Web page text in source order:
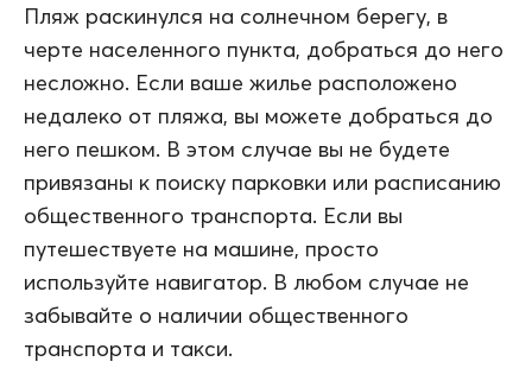
Пляж раскинулся на солнечном берегу, в
черте населенного пункта, добраться до него
несложно. Если ваше жилье расположено
недалеко от пляжа, вы можете добраться до
него пешком. В этом случае вы не будете
привязаны к поиску парковки или расписанию
общественного транспорта. Если вы
путешествуете на машине, просто
используйте навигатор. В любом случае не
забывайте о наличии общественного
транспорта и такси.